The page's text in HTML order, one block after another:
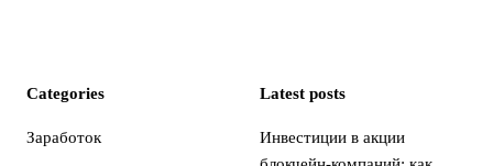
Categories
Заработок
Latest posts
Инвестиции в акции